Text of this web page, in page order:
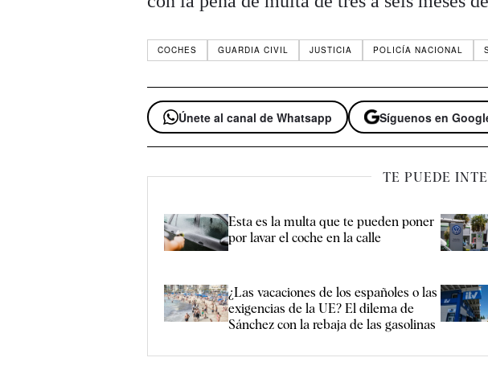
COCHES GUARDIA CIVIL JUSTICIA POLICÍA NACIONAL
Únete al canal de Whatsapp Síguenos en
TE PUEDE
Esta es la multa que te pueden poner
por lavar el coche en la calle
¿Las vacaciones de los españoles o las
exigencias de la UE? El dilema de
Sánchez con la rebaja de las gasolinas